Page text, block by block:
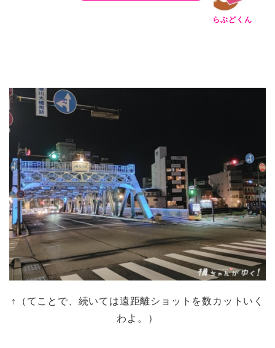
らぶどくん
↑（てことで、続いては遠距離ショットを数カットいく
わよ。）